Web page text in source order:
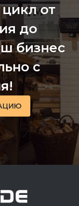
может
в таких
как:
на
обычных
от
до
бизнес
с